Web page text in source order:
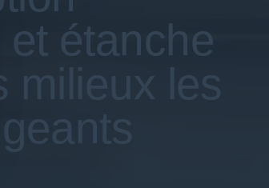
étanche
milieux les